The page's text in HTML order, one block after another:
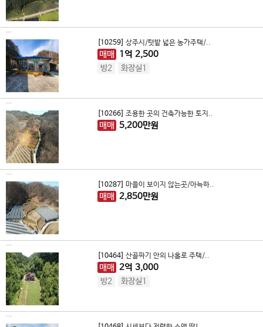
[10259] 상주시/텃밭 넓은 농가주택/..
매매 1 억 2,500
방2 화장실1
[10266] 조용한 곳의 건축가능한 토지..
매매 5,200만원
[10287] 마을이 보이지 않는곳/아늑하..
매매 2,850만원
[10464] 산골짜기 안의 나홀로 주택/..
매매 2억 3,000
방2 화장실1